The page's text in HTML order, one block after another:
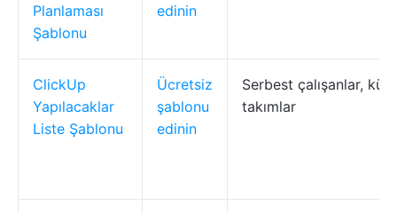
Planlaması
Şablonu
edinin
ClickUp
Yapılacaklar
Liste Şablonu
Ücretsiz
şablonu
edinin
Serbest çalışanlar,
takımlar